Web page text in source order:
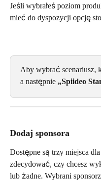
Jeśli wybrałeś poziom
mieć do dyspozycji opcję
Aby wybrać scenariusz,
a następnie „Spiideo
Dodaj sponsora
Dostępne są trzy miejsca
zdecydować, czy chcesz
lub żadne. Wybrani